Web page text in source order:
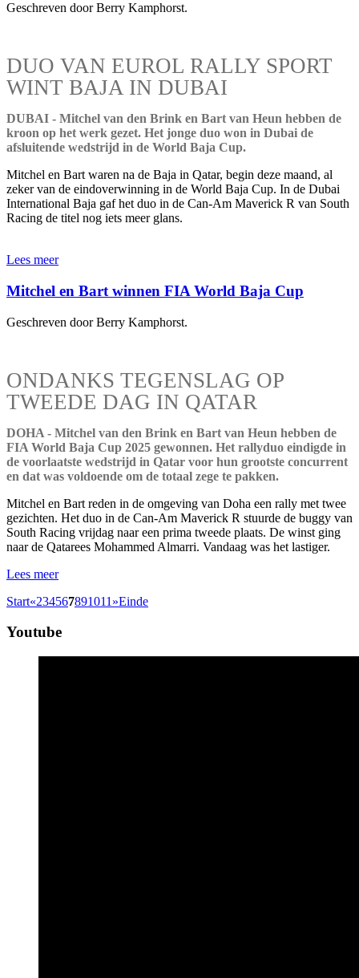
Geschreven door Berry Kamphorst.
DUO VAN EUROL RALLY SPORT
WINT BAJA IN DUBAI
DUBAI - Mitchel van den Brink en Bart van Heun hebben de
kroon op het werk gezet. Het jonge duo won in Dubai de
afsluitende wedstrijd in de World Baja Cup.
Mitchel en Bart waren na de Baja in Qatar, begin deze maand, al
zeker van de eindoverwinning in de World Baja Cup. In de Dubai
International Baja gaf het duo in de Can-Am Maverick R van South
Racing de titel nog iets meer glans.
Lees meer
Mitchel en Bart winnen FIA World Baja Cup
Geschreven door Berry Kamphorst.
ONDANKS TEGENSLAG OP
TWEEDE DAG IN QATAR
DOHA - Mitchel van den Brink en Bart van Heun hebben de
FIA World Baja Cup 2025 gewonnen. Het rallyduo eindigde in
de voorlaatste wedstrijd in Qatar voor hun grootste concurrent
en dat was voldoende om de totaal zege te pakken.
Mitchel en Bart reden in de omgeving van Doha een rally met twee
gezichten. Het duo in de Can-Am Maverick R stuurde de buggy van
South Racing vrijdag naar een prima tweede plaats. De winst ging
naar de Qatarees Mohammed Almarri. Vandaag was het lastiger.
Lees meer
Start«234567891011 »Einde
Youtube